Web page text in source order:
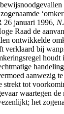
26 januari 1996,
Raad de
ontwikkelde
verklaard bij
houdt
aanwezig
strekt tot
waartegen
het